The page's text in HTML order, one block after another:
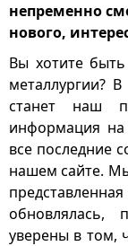
непременно
нового,
Вы хотите быть
металлургии?
станет наш
информация на
все последние
нашем сайте.
обновлялась,
уверены в том,